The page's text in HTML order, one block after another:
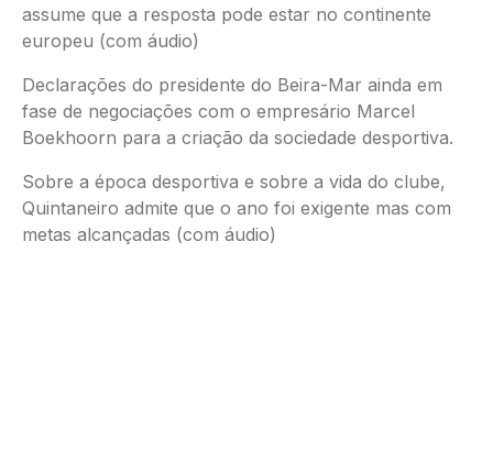
assume que a resposta pode estar no continente
europeu (com áudio)
Declarações do presidente do Beira-Mar ainda em
fase de negociações com o empresário Marcel
Boekhoorn para a criação da sociedade desportiva.
Sobre a época desportiva e sobre a vida do clube,
Quintaneiro admite que o ano foi exigente mas com
metas alcançadas (com áudio)